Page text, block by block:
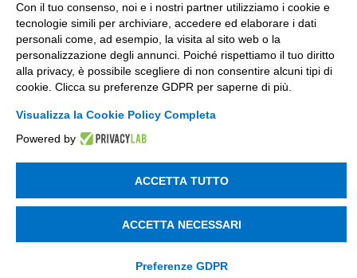
UTILITÀ
Recupero Password
Verifica attestato di presenza
Informativa cookie
Con il tuo consenso, noi e i nostri partner utilizziamo i cookie e
tecnologie simili per archiviare, accedere ed elaborare i dati
personali come, ad esempio, la visita al sito web o la
personalizzazione degli annunci. Poiché rispettiamo il tuo diritto
alla privacy, è possibile scegliere di non consentire alcuni tipi di
cookie. Clicca su preferenze GDPR per saperne di più.
Visualizza la Cookie Policy Completa
Powered by
ACCETTA TUTTO
ACCETTA NECESSARI
Preferenze GDPR